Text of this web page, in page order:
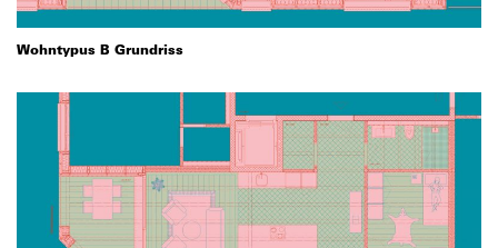
Wohntypus B Grundriss